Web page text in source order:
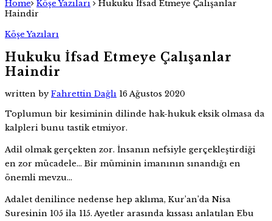
Home Köşe Yazıları
Hukuku İfsad Etmeye Çalışanlar
Haindir
Köşe Yazıları
Hukuku İfsad Etmeye Çalışanlar
Haindir
written byFahrettin Dağlı 16 Ağustos 2020
Toplumun bir kesiminin dilinde hak-hukuk eksik olmasa da
kalpleri bunu tastik etmiyor.
Adil olmak gerçekten zor. İnsanın nefsiyle gerçekleştirdiği
en zor mücadele… Bir müminin imanının sınandığı en
önemli mevzu…
Adalet denilince nedense hep aklıma, Kur’an’da Nisa
Suresinin 105 ila 115. Ayetler arasında kıssası anlatılan Ebu